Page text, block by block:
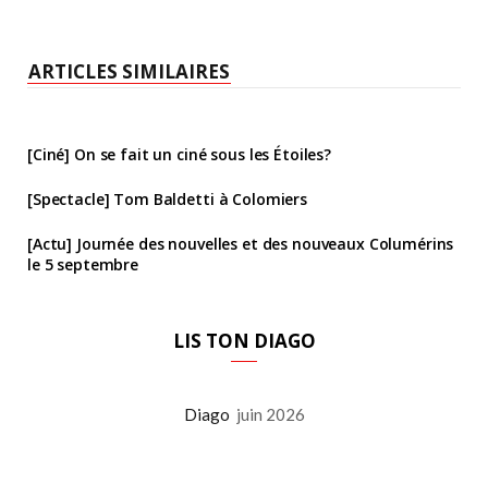
ARTICLES SIMILAIRES
[Ciné] On se fait un ciné sous les Étoiles?
[Spectacle] Tom Baldetti à Colomiers
[Actu] Journée des nouvelles et des nouveaux Columérins
le 5 septembre
LIS TON DIAGO
Diago juin 2026